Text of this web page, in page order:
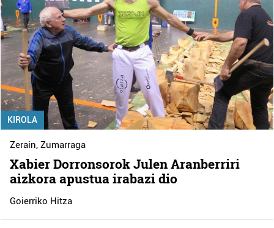
KIROLA
Zerain,Zumarraga
Xabier Dorronsorok Julen Aranberriri
aizkora apustua irabazi dio
Goierriko Hitza